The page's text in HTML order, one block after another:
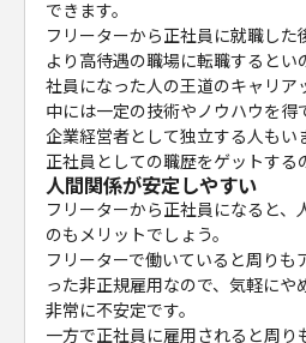
できます。
フリーターから正社員に就職した
より高待遇の職場に転職すると
社員になった人の王道のキャリア
中には一定の技術やノウハウを
企業経営者として独立する人もい
正社員としての職歴をゲットする
人間関係が安定しやすい
フリーターから正社員になると、
のもメリットでしょう。
フリーターで働いていると周りも
った非正規雇用なので、気軽に
非常に不安定です。
一方で正社員に雇用されると周り